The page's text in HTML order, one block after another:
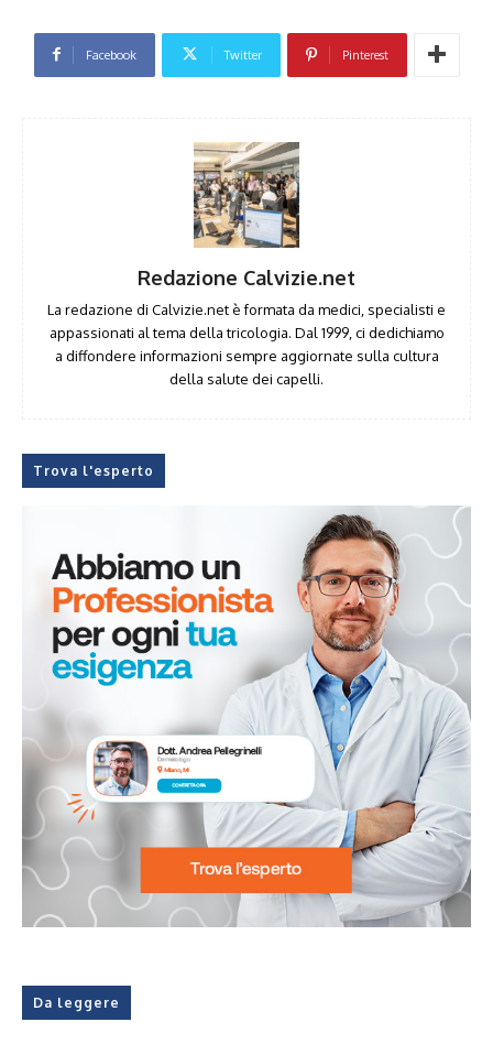
Facebook Twitter Pinterest
Redazione Calvizie.net
La redazione di Calvizie.net è formata da medici, specialisti e
appassionati al tema della tricologia. Dal 1999, ci dedichiamo
a diffondere informazioni sempre aggiornate sulla cultura
della salute dei capelli.
Trova l'esperto
Da leggere